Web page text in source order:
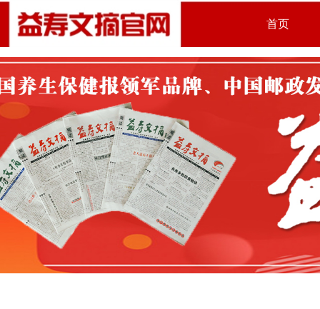
首页